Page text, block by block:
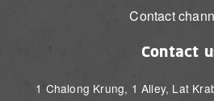
Contact
Contact
1 Chalong Krung, 1 Alley, Lat